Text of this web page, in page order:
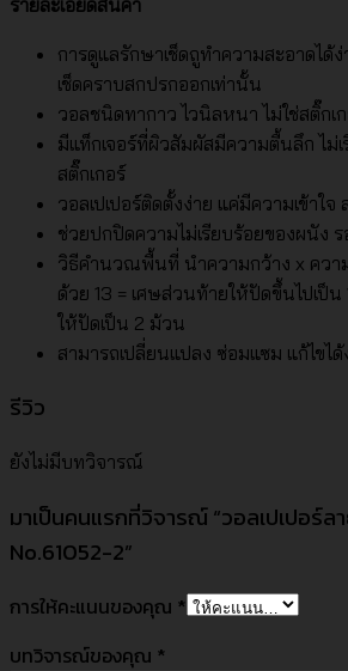
การดูแลรักษาเช็ดถูทำความสะอาดได้
เช็ดคราบสกปรกออกเท่านั้น
วอลชนิดทากาว ไวนิลหนา ไม่ใช่สติ๊กเ
มีแท็กเจอร์ที่ผิวสัมผัสมีความตื้นลึก ไม่
สติ๊กเกอร์
วอลเปเปอร์ติดตั้งง่าย แค่มีความเข้าใจ
ช่วยปกปิดความไม่เรียบร้อยของผนัง
วิธีคำนวณพื้นที่ นำความกว้าง x ควา
ด้วย 13 = เศษส่วนท้ายให้ปัดขึ้นไปเป็น
ให้ปัดเป็น 2 ม้วน
สามารถเปลี่ยนแปลง ซ่อมแซม แก้ไขได้
รีวิว
ยังไม่มีบทวิจารณ์
มาเป็นคนแรกที่วิจารณ์ “วอลเปเปอร์ล
No.61052-2”
การให้คะแนนของคุณ *
บทวิจารณ์ของคุณ *